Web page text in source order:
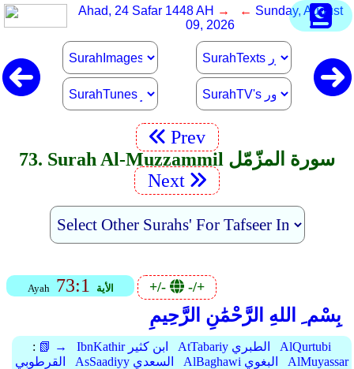
Ahad, 24 Safar 1448 AH → ← Sunday, August
09, 2026
Prev
73. Surah Al-Muzzammil سورة المزّمّل
Next
Ayah 73:1 الأية +/- -/+
بِسْم ِ اللهِ الرَّحْمَٰنِ الرَّحِيمِ
: 📗 → IbnKathir ابن كثير AtTabariy الطبري
AlQurtubi
القرطوبي
AsSaadiyy السعدي AlBaghawi البغوي
AlMuyassar